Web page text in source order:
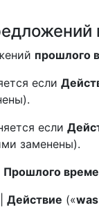
прошлого
если
если
заменены).
Прошлого
Действие («was